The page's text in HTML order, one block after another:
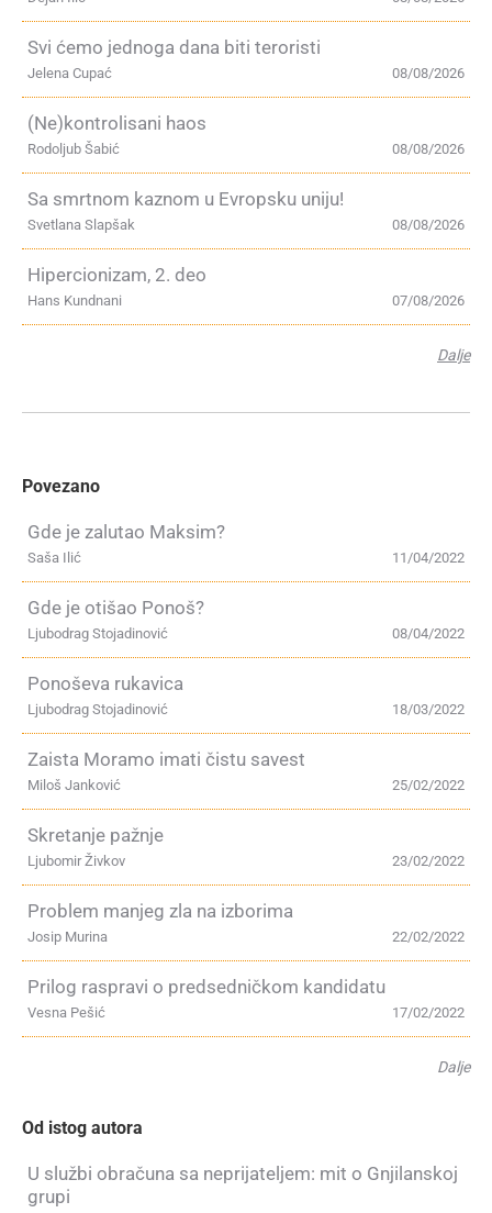
Svi ćemo jednoga dana biti teroristi
08/08/2026
Jelena Cupać
(Ne)kontrolisani haos
08/08/2026
Rodoljub Šabić
Sa smrtnom kaznom u Evropsku uniju!
08/08/2026
Svetlana Slapšak
Hipercionizam, 2. deo
07/08/2026
Hans Kundnani
Dalje
Povezano
Gde je zalutao Maksim?
11/04/2022
Saša Ilić
Gde je otišao Ponoš?
08/04/2022
Ljubodrag Stojadinović
Ponoševa rukavica
18/03/2022
Ljubodrag Stojadinović
Zaista Moramo imati čistu savest
25/02/2022
Miloš Janković
Skretanje pažnje
23/02/2022
Ljubomir Živkov
Problem manjeg zla na izborima
22/02/2022
Josip Murina
Prilog raspravi o predsedničkom kandidatu
17/02/2022
Vesna Pešić
Dalje
Od istog autora
U službi obračuna sa neprijateljem: mit o Gnjilanskoj
grupi